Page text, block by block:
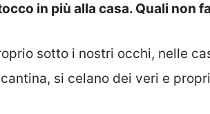
in più alla casa. Quali non
sotto i nostri occhi, nelle
si celano dei veri e